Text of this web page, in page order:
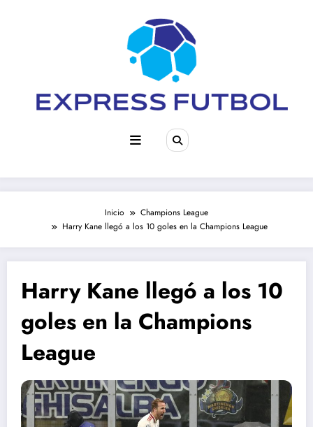
Inicio
Champions League
Harry Kane llegó a los 10 goles en la Champions League
Harry Kane llegó a los 10
goles en la Champions
League